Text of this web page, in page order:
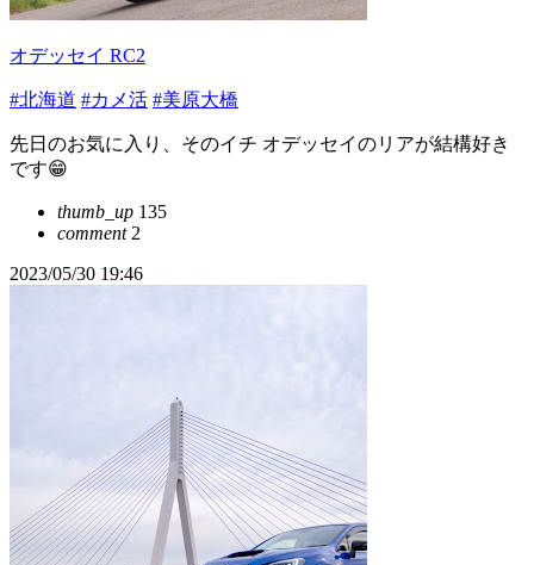
オデッセイ RC2
#北海道 #カメ活 #美原大橋
先日のお気に入り、そのイチ オデッセイのリアが結構好き
です😁
thumb_up 135
comment2
2023/05/30 19:46